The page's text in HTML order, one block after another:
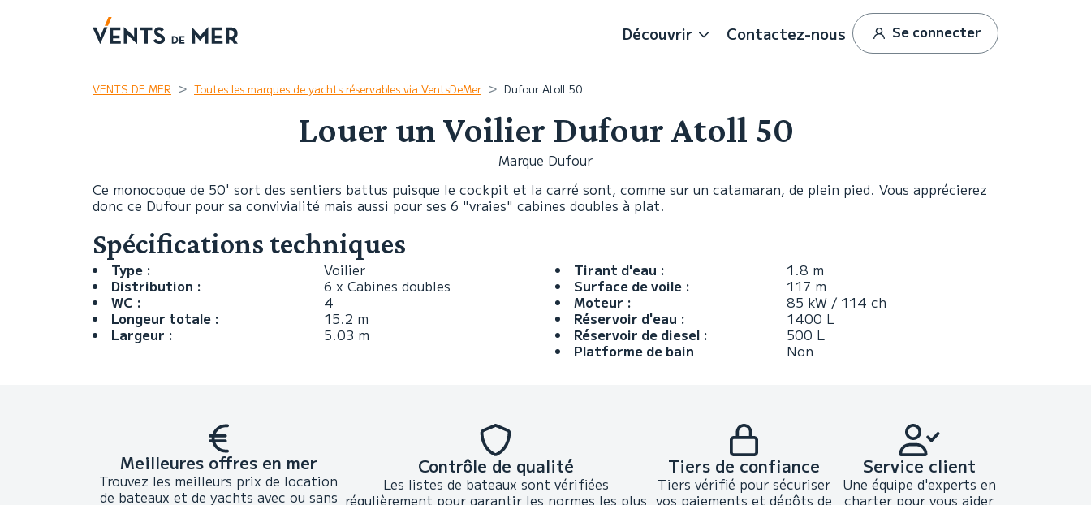
Découvrir Contactez-nous Se connecter
VENTS DE MER Toutes les marques de yachts réservables via VentsDeMer Dufour Atoll 50
Louer un Voilier Dufour Atoll 50
Marque Dufour
Ce monocoque de 50' sort des sentiers battus puisque le cockpit et la carré sont, comme sur un catamaran, de plein pied. Vous apprécierez
donc ce Dufour pour sa convivialité mais aussi pour ses 6 "vraies" cabines doubles à plat.
Spécifications techniques
Type :
Voilier
Distribution :
6 x Cabines doubles
WC :
4
Longeur totale :
15.2 m
Largeur :
5.03 m
Tirant d'eau :
1.8 m
Surface de voile :
117 m
Moteur :
85 kW / 114 ch
Réservoir d'eau :
1400 L
Réservoir de diesel :
500 L
Platforme de bain
Non
Meilleures offres en mer
Trouvez les meilleurs prix de location
de bateaux et de yachts avec ou sans
Contrôle de qualité
Les listes de bateaux sont vérifiées
régulièrement pour garantir les normes les plus
Tiers de confiance
Tiers vérifié pour sécuriser
vos paiements et dépôts de
Service client
Une équipe d'experts en
charter pour vous aider